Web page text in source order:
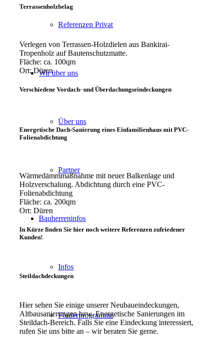
Referenzen Privat
Wir über uns
Über uns
Partner
Bauherreninfos
Infos
Förderprogramme
Terrassenholzbelag
Verlegen von Terrassen-Holzdielen aus Bankirai-
Tropenholz auf Bautenschutzmatte.
Fläche: ca. 100qm
Ort: Düren
Verschiedene Vordach- und Überdachungseindeckungen
Energetische Dach-Sanierung eines Einfamilienhaus mit PVC-
Folienabdichtung
Wärmedämmmaßnahme mit neuer Balkenlage und
Holzverschalung. Abdichtung durch eine PVC-
Folienabdichtung
Fläche: ca. 200qm
Ort: Düren
In Kürze finden Sie hier noch weitere Referenzen zufriedener
Kunden!
Steildachdeckungen
Hier sehen Sie einige unserer Neubaueindeckungen,
Altbausanierungen bzw. Energetische Sanierungen im
Steildach-Bereich. Falls Sie eine Eindeckung interessiert,
rufen Sie uns bitte an – wir beraten Sie gerne.